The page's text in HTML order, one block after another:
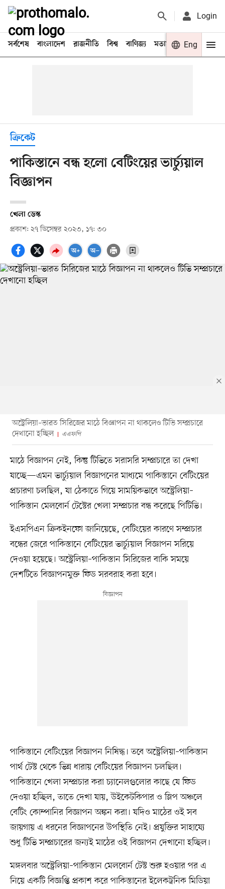
Login
সর্বশেষ বাংলাদেশ রাজনীতি বিশ্ব বাণিজ্য মতামত খেলা
Eng
ক্রিকেট
পাকিস্তানে বন্ধ হলো বেটিংয়ের ভার্চ্যুয়াল
বিজ্ঞাপন
খেলা ডেস্ক
প্রকাশ: ২৭ ডিসেম্বর ২০২৩, ১৭: ৩০
অস্ট্রেলিয়া–ভারত সিরিজের মাঠে বিজ্ঞাপন না থাকলেও টিভি সম্প্রচারে
দেখানো হচ্ছিল
এএফপি
মাঠে বিজ্ঞাপন নেই, কিন্তু টিভিতে সরাসরি সম্প্রচারে তা দেখা
যাচ্ছে—এমন ভার্চ্যুয়াল বিজ্ঞাপনের মাধ্যমে পাকিস্তানে বেটিংয়ের
প্রচারণা চলছিল, যা ঠেকাতে গিয়ে সাময়িকভাবে অস্ট্রেলিয়া–
পাকিস্তান মেলবোর্ন টেস্টের খেলা সম্প্রচার বন্ধ করেছে পিটিভি।
ইএসপিএন ক্রিকইনফো জানিয়েছে, বেটিংয়ের কারণে সম্প্রচার
বন্ধের জেরে পাকিস্তানে বেটিংয়ের ভার্চ্যুয়াল বিজ্ঞাপন সরিয়ে
দেওয়া হয়েছে। অস্ট্রেলিয়া–পাকিস্তান সিরিজের বাকি সময়ে
দেশটিতে বিজ্ঞাপনমুক্ত ফিড সরবরাহ করা হবে।
পাকিস্তানে বেটিংয়ের বিজ্ঞাপন নিষিদ্ধ। তবে অস্ট্রেলিয়া–পাকিস্তান
পার্থ টেস্ট থেকে ভিন্ন ধারায় বেটিংয়ের বিজ্ঞাপন চলছিল।
পাকিস্তানে খেলা সম্প্রচার করা চ্যানেলগুলোর কাছে যে ফিড
দেওয়া হচ্ছিল, তাতে দেখা যায়, উইকেটকিপার ও স্লিপ অঞ্চলে
বেটিং কোম্পানির বিজ্ঞাপন অঙ্কন করা। যদিও মাঠের ওই সব
জায়গায় এ ধরনের বিজ্ঞাপনের উপস্থিতি নেই। প্রযুক্তির সাহায্যে
শুধু টিভি সম্প্রচারের জন্যই মাঠের ওই বিজ্ঞাপন দেখানো হচ্ছিল।
মঙ্গলবার অস্ট্রেলিয়া–পাকিস্তান মেলবোর্ন টেস্ট শুরু হওয়ার পর এ
নিয়ে একটি বিজ্ঞপ্তি প্রকাশ করে পাকিস্তানের ইলেকট্রনিক মিডিয়া